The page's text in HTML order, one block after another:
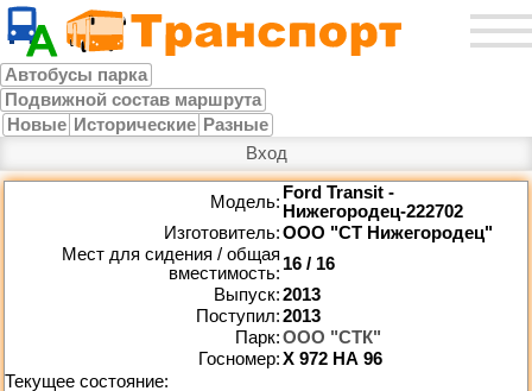
Автобусы парка
Подвижной состав маршрута
Новые Исторические Разные
Вход
Модель: Ford Transit -
Нижегородец-222702
Изготовитель:ООО "СТ Нижегородец"
Мест для сидения / общая
вместимость: 16 / 16
Выпуск:2013
Поступил:2013
Парк:ООО "СТК"
Госномер:Х 972 НА 96